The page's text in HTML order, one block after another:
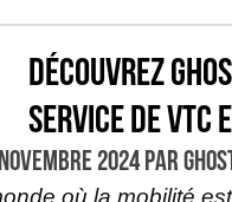
Découvrez
Service de VTC
2024 PAR
où la mobilité